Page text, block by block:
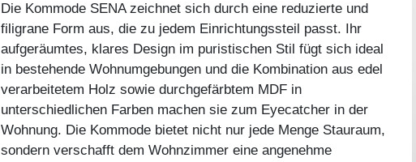
Die Kommode SENA zeichnet sich durch eine reduzierte und
filigrane Form aus, die zu jedem Einrichtungssteil passt. Ihr
aufgeräumtes, klares Design im puristischen Stil fügt sich ideal
in bestehende Wohnumgebungen und die Kombination aus edel
verarbeitetem Holz sowie durchgefärbtem MDF in
unterschiedlichen Farben machen sie zum Eyecatcher in der
Wohnung. Die Kommode bietet nicht nur jede Menge Stauraum,
sondern verschafft dem Wohnzimmer eine angenehme